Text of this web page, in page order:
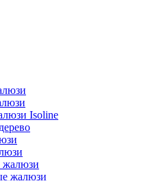
Isoline
жалюзи
жалюзи